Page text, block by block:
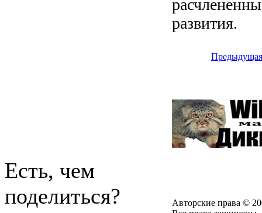
развития.
Предыдущая
Есть, чем
поделиться?
Авторские права ©